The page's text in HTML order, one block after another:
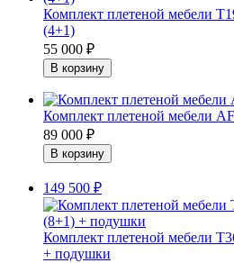
Комплект плетеной мебели
(4+1)
55 000 ₽
Комплект плетеной мебели
89 000 ₽
149 500 ₽
Комплект плетеной мебели
+ подушки